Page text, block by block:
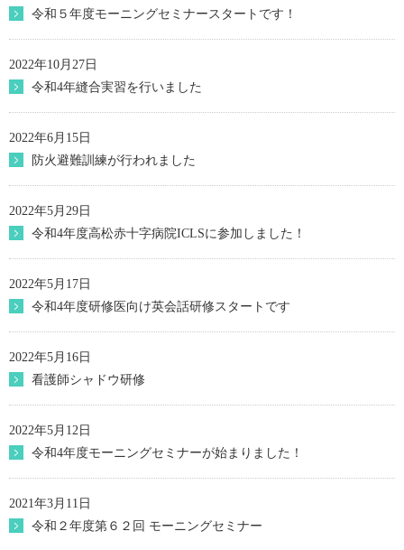
令和５年度モーニングセミナースタートです！
2022年10月27日
令和4年縫合実習を行いました
2022年6月15日
防火避難訓練が行われました
2022年5月29日
令和4年度高松赤十字病院ICLSに参加しました！
2022年5月17日
令和4年度研修医向け英会話研修スタートです
2022年5月16日
看護師シャドウ研修
2022年5月12日
令和4年度モーニングセミナーが始まりました！
2021年3月11日
令和２年度第６２回 モーニングセミナー